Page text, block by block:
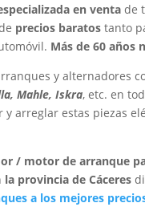
en venta de
precios baratos tanto
Más de 60 años
y alternadores
Mahle, Iskra, etc. en
arreglar estas piezas
/ motor de arranque
la provincia de Cáceres
a los mejores